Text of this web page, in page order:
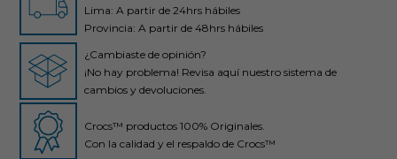
Lima: A partir de 24hrs hábiles
Provincia: A partir de 48hrs hábiles
¿Cambiaste de opinión?
¡No hay problema! Revisa aquí nuestro sistema de
cambios y devoluciones.
Crocs™ productos 100% Originales.
Con la calidad y el respaldo de Crocs™